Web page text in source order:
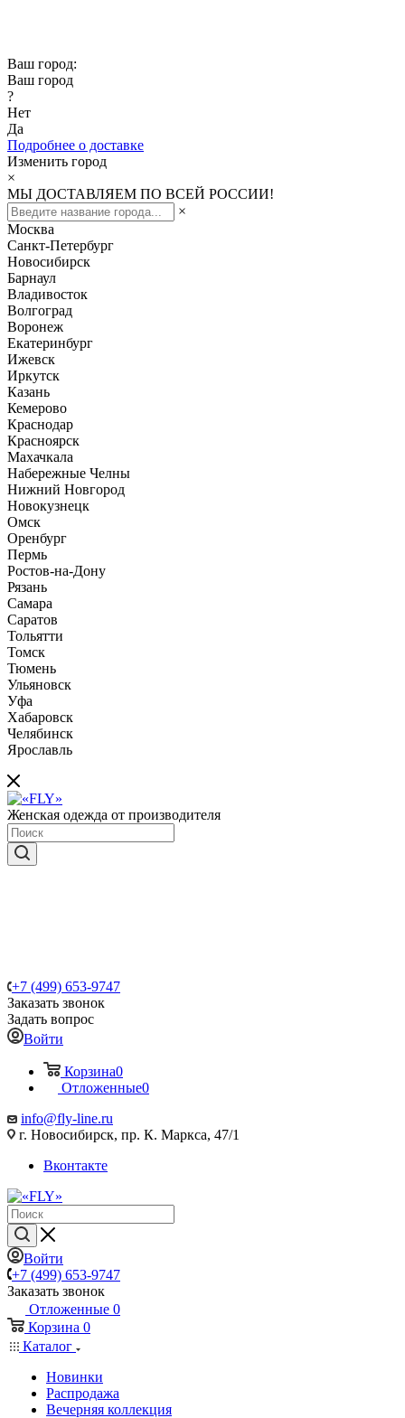
Ваш город:
Ваш город
?
Нет
Да
Подробнее о доставке
Изменить город
×
МЫ ДОСТАВЛЯЕМ ПО ВСЕЙ РОССИИ!
×
Москва
Санкт-Петербург
Новосибирск
Барнаул
Владивосток
Волгоград
Воронеж
Екатеринбург
Ижевск
Иркутск
Казань
Кемерово
Краснодар
Красноярск
Махачкала
Набережные Челны
Нижний Новгород
Новокузнецк
Омск
Оренбург
Пермь
Ростов-на-Дону
Рязань
Самара
Саратов
Тольятти
Томск
Тюмень
Ульяновск
Уфа
Хабаровск
Челябинск
Ярославль
Женская одежда от производителя
+7 (499) 653-9747
Заказать звонок
Задать вопрос
Войти
Корзина0
Отложенные0
info@fly-line.ru
г. Новосибирск, пр. К. Маркса, 47/1
Вконтакте
Войти
+7 (499) 653-9747
Заказать звонок
Отложенные 0
Корзина 0
Каталог
Новинки
Распродажа
Вечерняя коллекция